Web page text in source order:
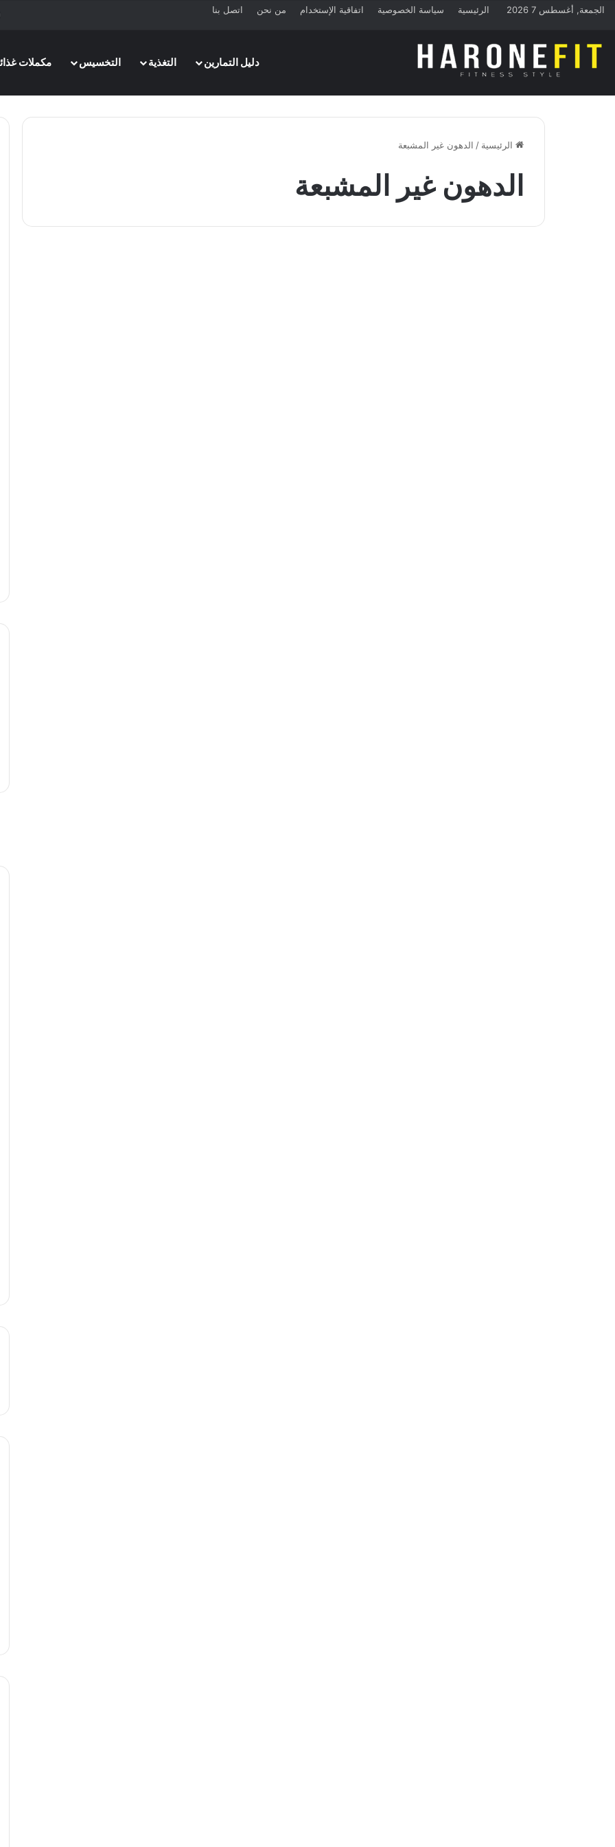
الجمعة, أغسطس 7 2026 الرئيسية سياسة الخصوصية اتفاقية الإستخدام من نحن اتصل بنا
دليل التمارين
التغذية التخسيس مكملات
الرئيسية / الدهون غير المشبعة
الدهون غير المشبعة